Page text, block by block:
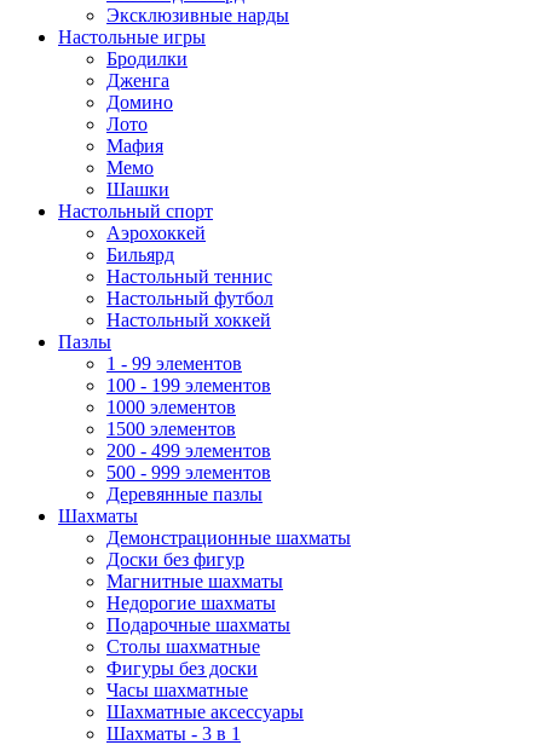
Эксклюзивные нарды
Настольные игры
Бродилки
Дженга
Домино
Лото
Мафия
Мемо
Шашки
Настольный спорт
Аэрохоккей
Бильярд
Настольный теннис
Настольный футбол
Настольный хоккей
Пазлы
1 - 99 элементов
100 - 199 элементов
1000 элементов
1500 элементов
200 - 499 элементов
500 - 999 элементов
Деревянные пазлы
Шахматы
Демонстрационные шахматы
Доски без фигур
Магнитные шахматы
Недорогие шахматы
Подарочные шахматы
Столы шахматные
Фигуры без доски
Часы шахматные
Шахматные аксессуары
Шахматы - 3 в 1